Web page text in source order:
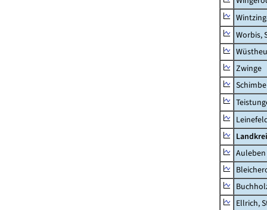
Worbis,
Zwinge
Auleben
Ellrich,